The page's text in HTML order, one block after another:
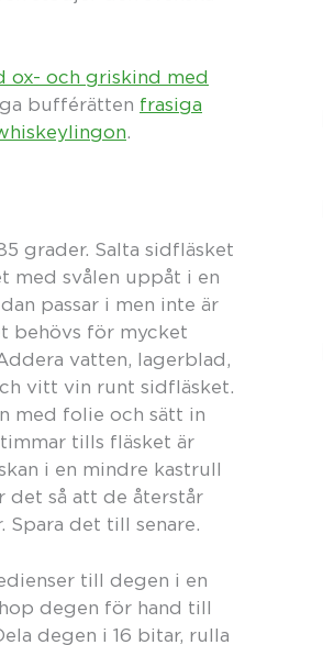
ox- och griskind med
bufférätten frasiga
.
grader. Salta sidfläsket
med svålen uppåt i en
passar i men inte är
behövs för mycket
vatten, lagerblad,
vitt vin runt sidfläsket.
med folie och sätt in
timmar tills fläsket är
i en mindre kastrull
det så att de återstår
Spara det till senare.
till degen i en
degen för hand till
degen i 16 bitar, rulla